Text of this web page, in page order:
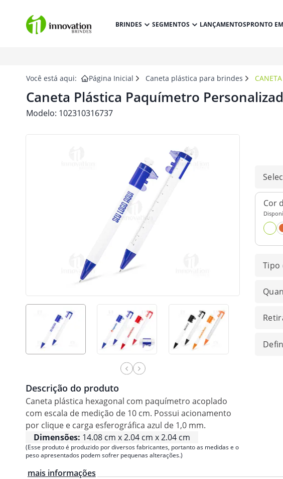
BRINDES SEGMENTOS LANÇAMENTOSPRONTO
Você está aqui: Página Inicial Caneta plástica para brindes
Caneta Plástica Paquímetro
Modelo: 102310316737
Descrição do produto
Caneta plástica hexagonal com paquímetro acoplado
com escala de medição de 10 cm. Possui acionamento
por clique e carga esferográfica azul de 1,0 mm.
Dimensões: 14.08 cm x 2.04 cm x 2.04 cm
(Esse produto é produzido por diversos fabricantes, portanto as medidas e o
peso apresentados podem sofrer pequenas alterações.)
Cor
Tipo
mais informações